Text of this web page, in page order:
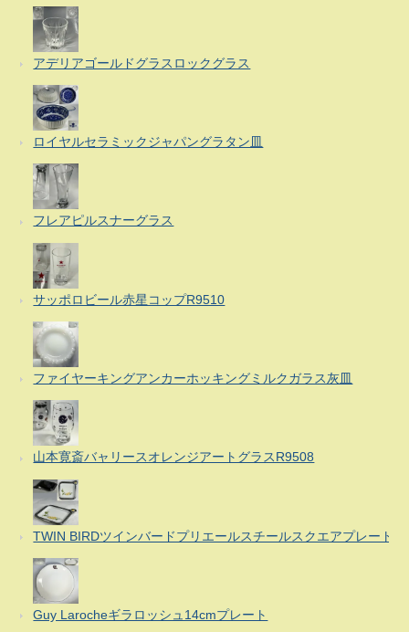
アデリアゴールドグラスロックグラス
ロイヤルセラミックジャパングラタン皿
フレアピルスナーグラス
サッポロビール赤星コップR9510
ファイヤーキングアンカーホッキングミルクガラス灰皿
山本寛斎バャリースオレンジアートグラスR9508
TWIN BIRDツインバードプリエールスチールスクエアプレート
Guy Larocheギラロッシュ14cmプレート